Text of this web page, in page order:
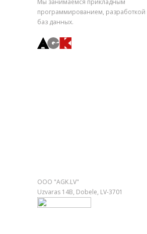
программированием, разработкой
баз данных.
ООО "AGK.LV"
Uzvaras 14B, Dobele, LV-3701